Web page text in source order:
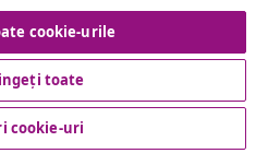
cookie-urile
toate
cookie-uri